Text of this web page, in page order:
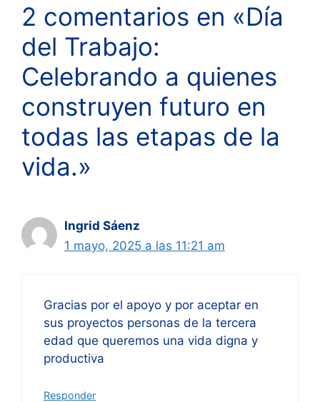
2 comentarios en «Día
del Trabajo:
Celebrando a quienes
construyen futuro en
todas las etapas de la
vida.»
Ingrid Sáenz
1 mayo, 2025 a las 11:21 am
Gracias por el apoyo y por aceptar en
sus proyectos personas de la tercera
edad que queremos una vida digna y
productiva
Responder